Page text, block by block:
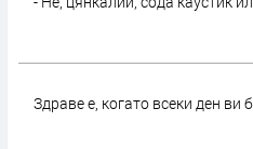
Здраве е, когато всеки ден ви